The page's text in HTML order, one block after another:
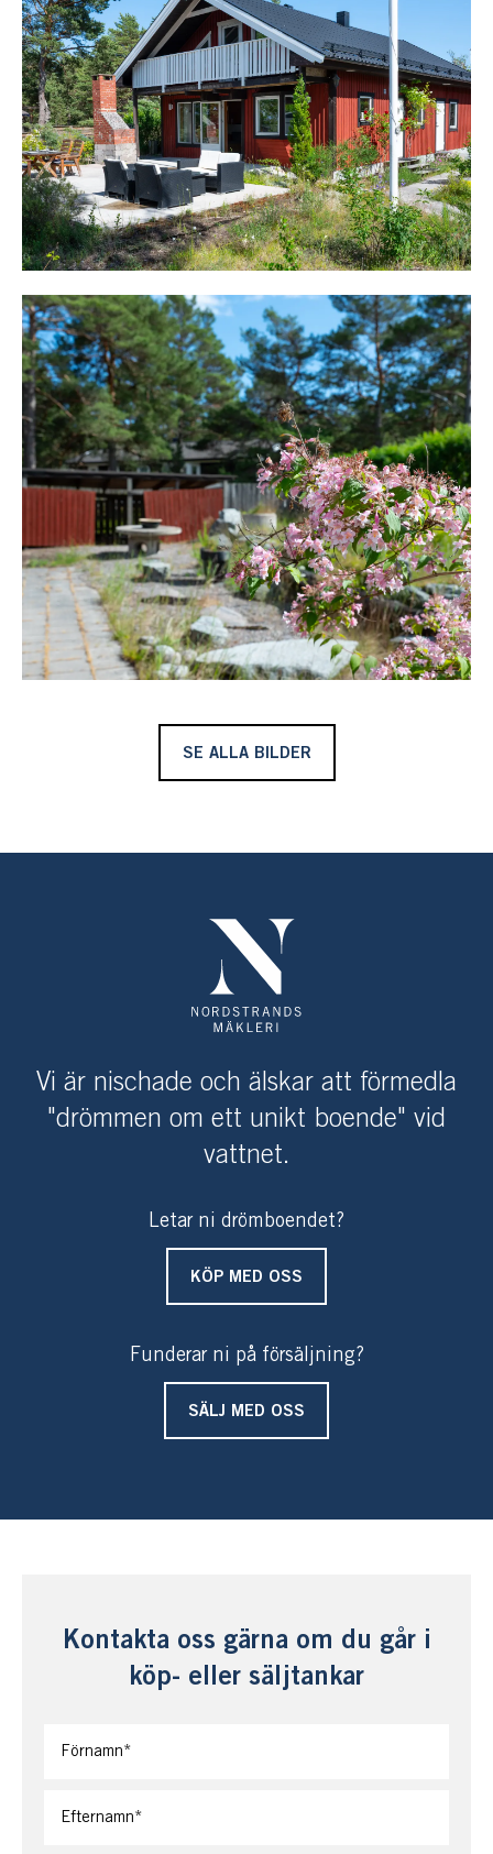
Från norr, med egen ingång och en trevlig altan som
möter, finns bostad 2. Den är cirka 30 kvm och här
möter ett stort rum med soffgrupp, bord och kök med
kyl/frys, spis och diskbänk. I anslutning till rummet
finns ett sovrum med dubbelsäng och förvaring. Ett
helkaklat tvättrum finns vid ingången med toalett,
tvättställ och dusch.
På sidan av huset finns ett stort förrådsutrymme med
hyllor och gott om plats. På från österleder en trappa
upp till en stor terrass med privat inramning. Från
terrassen når man bostad 3 som sträcker sig över hela
övre plan och mäter cirka 90 kvm bruksarea, runt 50
kvm boarea och man möts av en lång hall med två
sovrum med plats för två sängar i vardera rum. Vidare
stort kök med allt man önskar och intill ett badrum med
dusch, toalett och tvättställ.
Ett stort sällskapsrum med soffgrupp och stora fönster
med viss sjöglimt mot inloppet till Sandhamn. Utgång
finns även till en balkong.
På tomten finns ett gästhus, på cirka 20 kvm, med ett
rum med pentry, säng och matplats. Vidare kaklat
ett sovrum med våningssäng.
En förrådsbod finns intill.
Sandhamn lever året runt och här ges möjligheten att
flytta in direkt eller sätta sin egen prägel och leva på
populära och trevliga Sandhamn.
Fiber finns indraget och fastigheten överlåts fullt
Varmt välkommen till ett avskilt, härligt läge med gott
SE ALLA BILDER
Vi är nischade och älskar att förmedla
"drömmen om ett unikt boende" vid
vattnet.
Letar ni drömboendet?
KÖP MED OSS
Funderar ni på försäljning?
SÄLJ MED OSS
Kontakta oss gärna om du går i
köp- eller säljtankar